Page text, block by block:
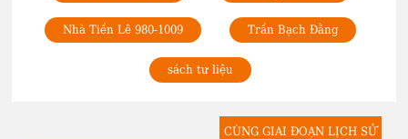
Nhà Tiền Lê 980-1009 Trần Bạch Đằng
sách tư liệu
CÙNG GIAI ĐOẠN LỊCH SỬ